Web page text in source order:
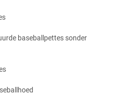
baseballpettes sonder